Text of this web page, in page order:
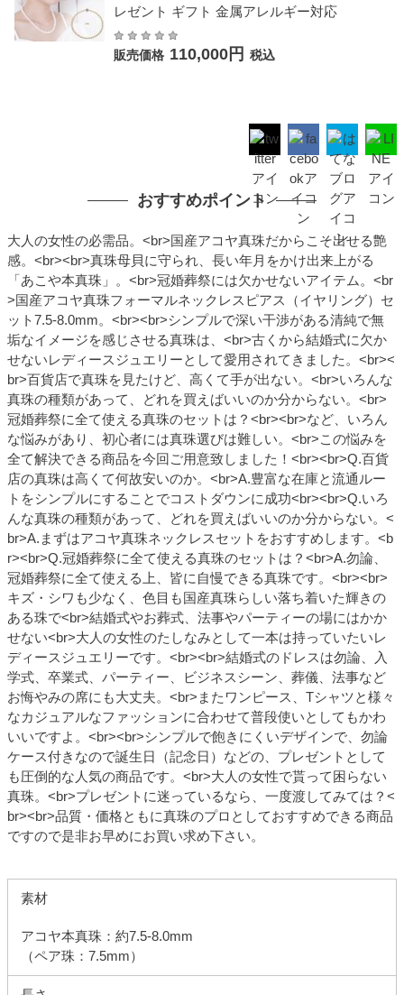
レゼント ギフト 金属アレルギー対応
販売価格 110,000円 税込
おすすめポイント
大人の女性の必需品。<br>国産アコヤ真珠だからこそ出せる艶
感。<br><br>真珠母貝に守られ、長い年月をかけ出来上がる
「あこや本真珠」。<br>冠婚葬祭には欠かせないアイテム。<br
>国産アコヤ真珠フォーマルネックレスピアス（イヤリング）セ
ット7.5-8.0mm。<br><br>シンプルで深い干渉がある清純で無
垢なイメージを感じさせる真珠は、<br>古くから結婚式に欠か
せないレディースジュエリーとして愛用されてきました。<br><
br>百貨店で真珠を見たけど、高くて手が出ない。<br>いろんな
真珠の種類があって、どれを買えばいいのか分からない。<br>
冠婚葬祭に全て使える真珠のセットは？<br><br>など、いろん
な悩みがあり、初心者には真珠選びは難しい。<br>この悩みを
全て解決できる商品を今回ご用意致しました！<br><br>Q.百貨
店の真珠は高くて何故安いのか。<br>A.豊富な在庫と流通ルー
トをシンプルにすることでコストダウンに成功<br><br>Q.いろ
んな真珠の種類があって、どれを買えばいいのか分からない。<
br>A.まずはアコヤ真珠ネックレスセットをおすすめします。<b
r><br>Q.冠婚葬祭に全て使える真珠のセットは？<br>A.勿論、
冠婚葬祭に全て使える上、皆に自慢できる真珠です。<br><br>
キズ・シワも少なく、色目も国産真珠らしい落ち着いた輝きの
ある珠で<br>結婚式やお葬式、法事やパーティーの場にはかか
せない<br>大人の女性のたしなみとして一本は持っていたいレ
ディースジュエリーです。<br><br>結婚式のドレスは勿論、入
学式、卒業式、パーティー、ビジネスシーン、葬儀、法事など
お悔やみの席にも大丈夫。<br>またワンピース、Tシャツと様々
なカジュアルなファッションに合わせて普段使いとしてもかわ
いいですよ。<br><br>シンプルで飽きにくいデザインで、勿論
ケース付きなので誕生日（記念日）などの、プレゼントとして
も圧倒的な人気の商品です。<br>大人の女性で貰って困らない
真珠。<br>プレゼントに迷っているなら、一度渡してみては？<
br><br>品質・価格ともに真珠のプロとしておすすめできる商品
ですので是非お早めにお買い求め下さい。
素材
アコヤ本真珠：約7.5-8.0mm
（ペア珠：7.5mm）